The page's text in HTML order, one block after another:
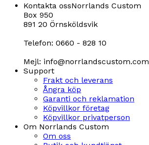
Kontakta ossNorrlands Custom
Box 950
891 20 Örnsköldsvik
Telefon: 0660 - 828 10
Mejl: info@norrlandscustom.com
Support
Frakt och leverans
Ångra köp
Garanti och reklamation
Köpvillkor företag
Köpvillkor privatperson
Om Norrlands Custom
Om oss